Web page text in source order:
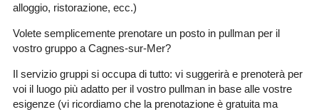
alloggio, ristorazione, ecc.)
Volete semplicemente prenotare un posto in pullman per il
vostro gruppo a Cagnes-sur-Mer?
Il servizio gruppi si occupa di tutto: vi suggerirà e prenoterà per
voi il luogo più adatto per il vostro pullman in base alle vostre
esigenze (vi ricordiamo che la prenotazione è gratuita ma